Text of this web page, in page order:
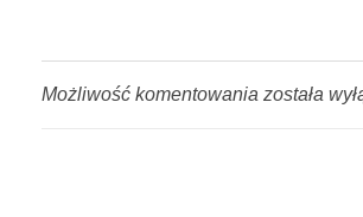
Możliwość komentowania została